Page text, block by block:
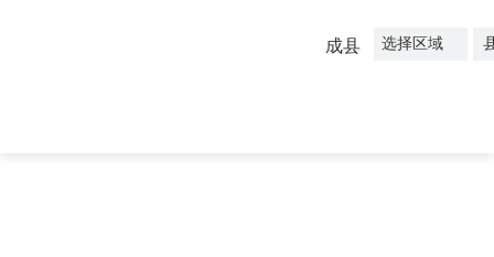
成县 选择区域